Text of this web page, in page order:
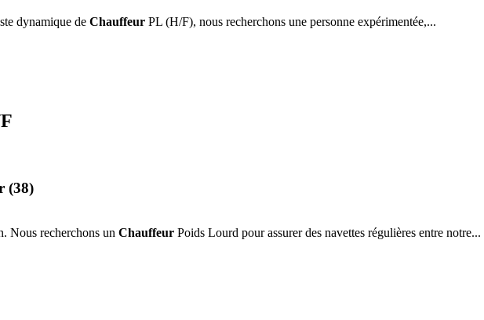
dynamique de Chauffeur PL (H/F), nous recherchons une personne expérimentée,...
(38)
Nous recherchons un Chauffeur Poids Lourd pour assurer des navettes régulières entre notre...